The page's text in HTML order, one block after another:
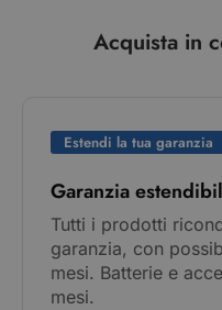
Acquista in
Estendi la tua garanzia
Garanzia
Tutti i prodotti
garanzia, con
mesi. Batterie e
mesi.